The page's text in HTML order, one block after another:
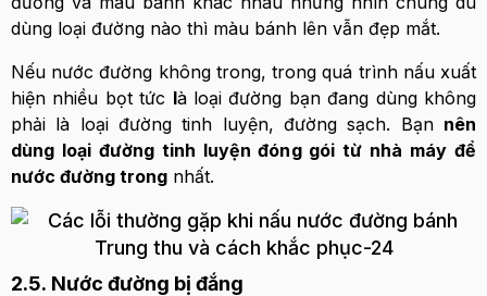
dùng loại đường nào thì màu bánh lên vẫn đẹp mắt.
Nếu nước đường không trong, trong quá trình nấu xuất
hiện nhiều bọt tức là loại đường bạn đang dùng không
phải là loại đường tinh luyện, đường sạch. Bạn nên
dùng loại đường tinh luyện đóng gói từ nhà máy để
nước đường trong nhất.
2.5. Nước đường bị đắng